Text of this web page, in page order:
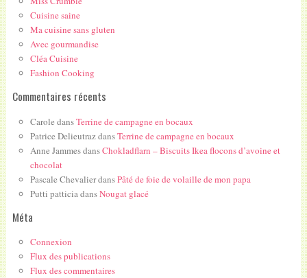
Cuisine saine
Ma cuisine sans gluten
Avec gourmandise
Cléa Cuisine
Fashion Cooking
Commentaires récents
Carole dansTerrine de campagne en bocaux
Patrice DelieutrazdansTerrine de campagne en bocaux
Anne JammesdansChokladflarn – Biscuits Ikea flocons d’avoine et
chocolat
Pascale ChevalierdansPâté de foie de volaille de mon papa
Putti patticiadansNougat glacé
Méta
Connexion
Flux des publications
Flux des commentaires